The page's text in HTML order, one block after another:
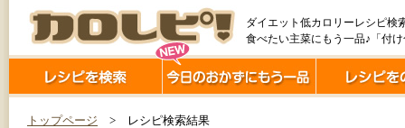
ダイエット低カロリーレシピ検
食べたい主菜にもう一品♪「付
トップページ > レシピ検索結果